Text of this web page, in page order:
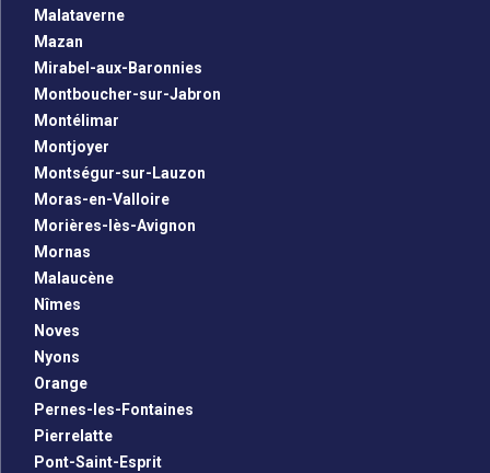
Malataverne
Mazan
Mirabel-aux-Baronnies
Montboucher-sur-Jabron
Montélimar
Montjoyer
Montségur-sur-Lauzon
Moras-en-Valloire
Morières-lès-Avignon
Mornas
Malaucène
Nîmes
Noves
Nyons
Orange
Pernes-les-Fontaines
Pierrelatte
Pont-Saint-Esprit